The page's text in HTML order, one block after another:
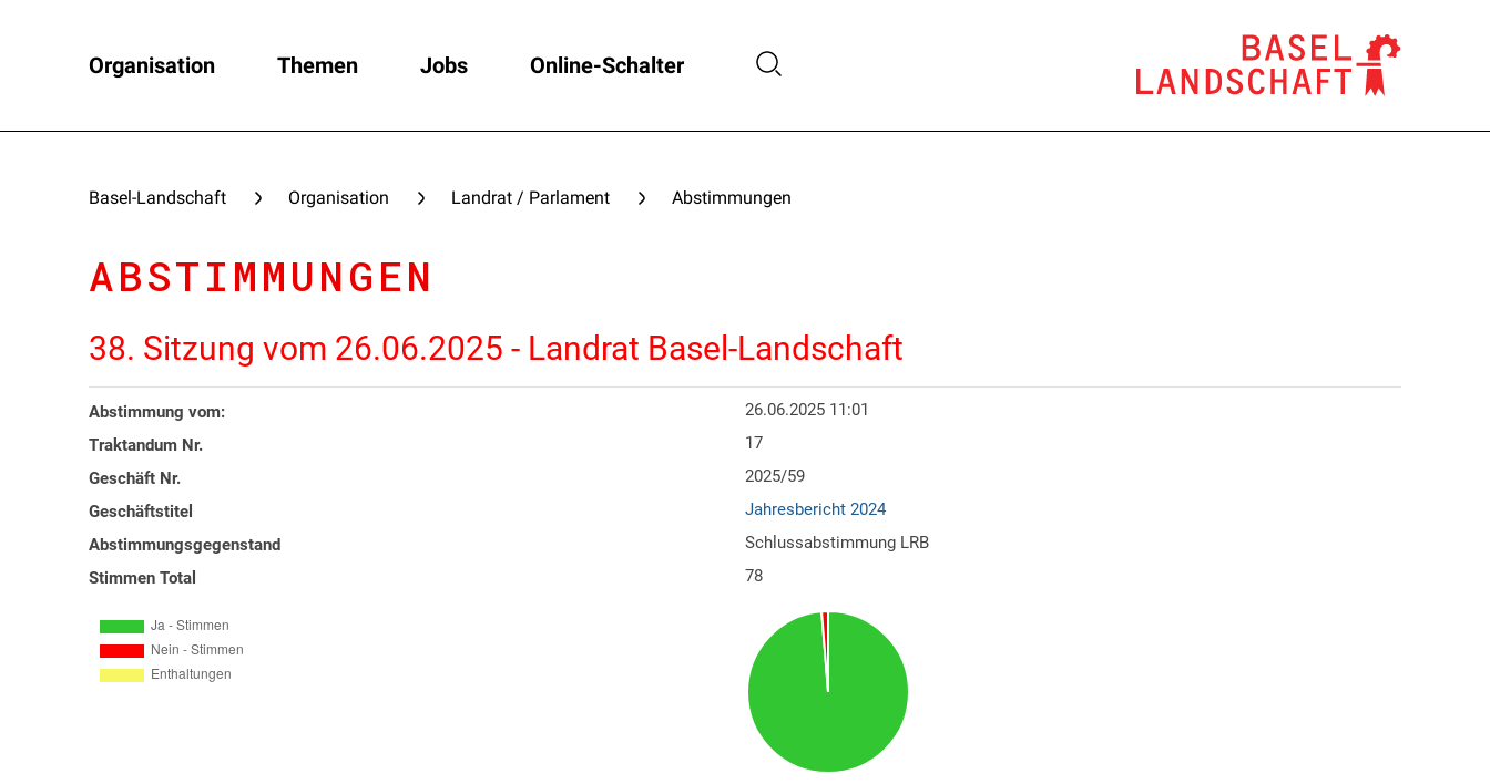
Organisation Themen Jobs Online-Schalter
Basel-Landschaft Organisation Landrat / Parlament Abstimmungen
ABSTIMMUNGEN